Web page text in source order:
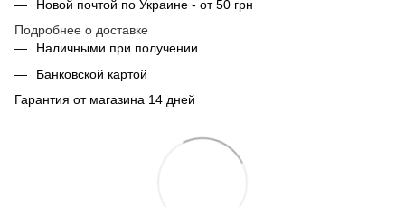
Новой почтой по Украине - от 50 грн
Подробнее о доставке
Наличными при получении
Банковской картой
Гарантия от магазина 14 дней